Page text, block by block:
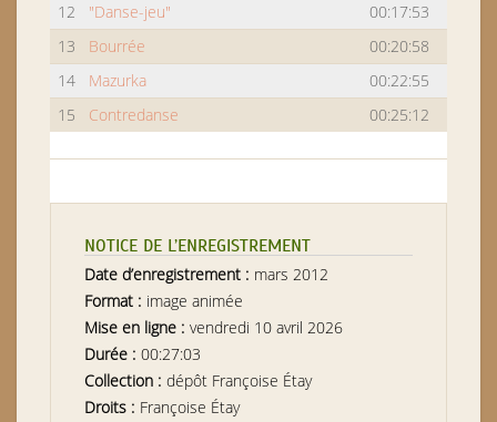
12
"Danse-jeu"
00:17:53
13
Bourrée
00:20:58
14
Mazurka
00:22:55
15
Contredanse 00:25:12
NOTICE DE L’ENREGISTREMENT
Date d’enregistrement : mars 2012
Format : image animée
Mise en ligne : vendredi 10 avril 2026
Durée : 00:27:03
Collection : dépôt Françoise Étay
Droits : Françoise Étay